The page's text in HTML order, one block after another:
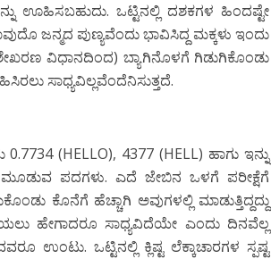
ಊಹಿಸಬಹುದು. ಒಟ್ಟಿನಲ್ಲಿ ದಶಕಗಳ ಹಿಂದಷ್ಟೇ
ಜನ್ಮದ ಪುಣ್ಯವೆಂದು ಭಾವಿಸಿದ್ದ ಮಕ್ಕಳು ಇಂದು
ವಿಧಾನದಿಂದ) ಬ್ಯಾಗಿನೊಳಗೆ ಗಿಡುಗಿಕೊಂಡು
ಸಾಧ್ಯವಿಲ್ಲವೆಂದೆನಿಸುತ್ತದೆ.
0.7734 (HELLO), 4377 (HELL) ಹಾಗು ಇನ್ನು
ಮೂಡುವ ಪದಗಳು. ಎದೆ ಜೇಬಿನ ಒಳಗೆ ಪರೀಕ್ಷೆಗೆ
ಕೊನೆಗೆ ಹೆಚ್ಚಾಗಿ ಅವುಗಳಲ್ಲಿ ಮಾಡುತ್ತಿದ್ದದ್ದು
ಹೇಗಾದರೂ ಸಾಧ್ಯವಿದೆಯೇ ಎಂದು ದಿನವೆಲ್ಲ
ಉಂಟು. ಒಟ್ಟಿನಲ್ಲಿ ಕ್ಲಿಷ್ಟ ಲೆಕ್ಕಾಚಾರಗಳ ಸ್ಪಷ್ಟ